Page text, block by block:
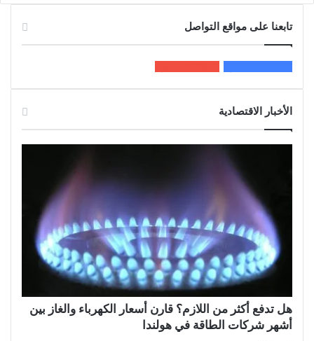
تابعنا على مواقع التواصل
الأخبار الاقتصادية
هل تدفع أكثر من اللازم؟ قارن أسعار الكهرباء والغاز بين
أشهر شركات الطاقة في هولندا